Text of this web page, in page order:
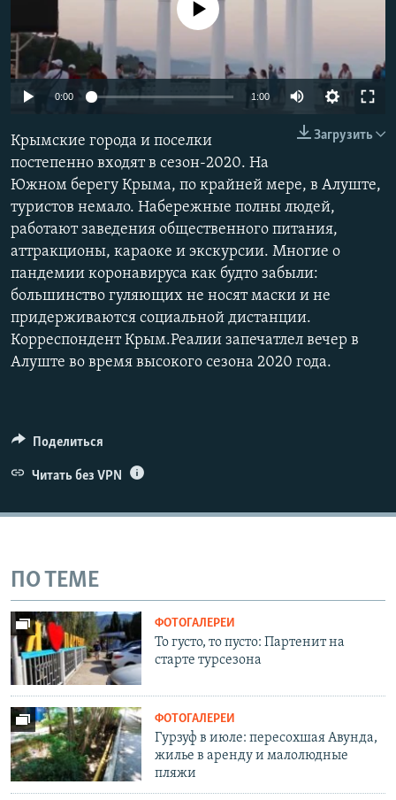
ПОБЕДИТЕЛЕЙ НЕ СУДЯТ?
КРЫМ.НЕПОКОРЕННЫЙ
ELIFBE
ПРИСОЕДИНЯЙТЕСЬ!
Все сайты RFE/RL
Auto 240p 480p
No media source currently available
0:00 1:00
240p
480p
720p
1080p
Загрузить
Крымские города и поселки
постепенно входят в сезон-2020. На
Южном берегу Крыма, по крайней мере, в Алуште,
туристов немало. Набережные полны людей,
работают заведения общественного питания,
аттракционы, караоке и экскурсии. Многие о
пандемии коронавируса как будто забыли:
большинство гуляющих не носят маски и не
придерживаются социальной дистанции.
Корреспондент Крым.Реалии запечатлел вечер в
Алуште во время высокого сезона 2020 года.
Поделиться
Читать без VPN
ПО ТЕМЕ
ФОТОГАЛЕРЕИ
То густо, то пусто: Партенит на
старте турсезона
ФОТОГАЛЕРЕИ
Гурзуф в июле: пересохшая Авунда,
жилье в аренду и малолюдные
пляжи